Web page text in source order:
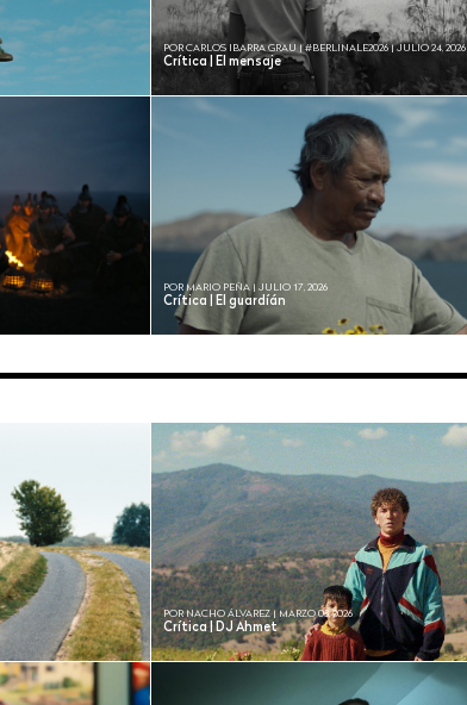
Crítica | El mensaje
POR CARLOS IBARRA GRAU | #BERLINALE2026 | JULIO 24, 2026
Crítica | El guardíán
POR MARIO PEÑA | JULIO 17, 2026
Crítica | DJ Ahmet
POR NACHO ÁLVAREZ | MARZO 03, 2026